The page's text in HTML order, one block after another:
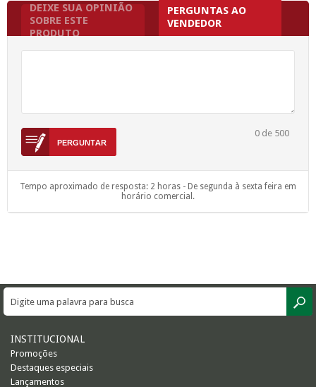
DEIXE SUA OPINIÃO
SOBRE ESTE
PRODUTO
PERGUNTAS AO
VENDEDOR
0 de 500
Tempo aproximado de resposta: 2 horas - De segunda à sexta feira em
horário comercial.
INSTITUCIONAL
Promoções
Destaques especiais
Lançamentos